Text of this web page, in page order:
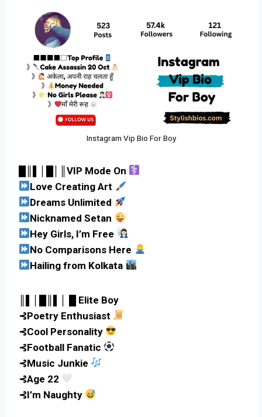
Instagram Vip Bio For Boy
█║▌│█│║VIP Mode On
Love Creating Art
Dreams Unlimited
Nicknamed Setan
Hey Girls, I’m Free
No Comparisons Here
Hailing from Kolkata
║▌│█║▌│ █ Elite Boy
⊰Poetry Enthusiast
⊰Cool Personality
⊰Football Fanatic
⊰Music Junkie
⊰Age 22
⊰I’m Naughty